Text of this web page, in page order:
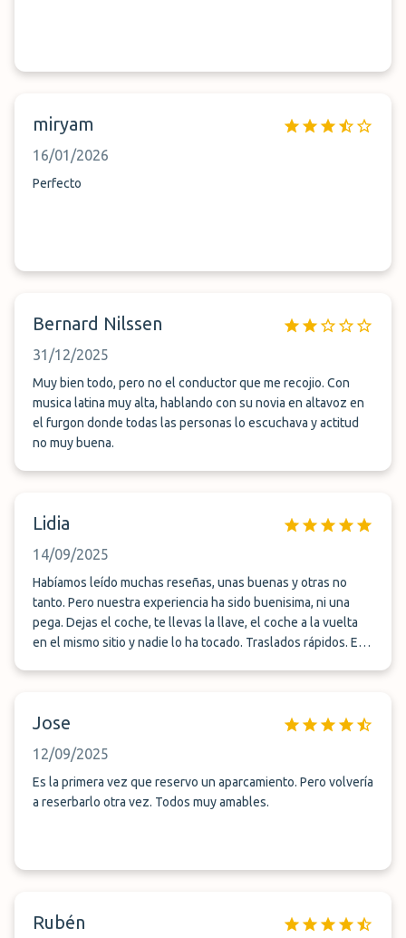
miryam
16/01/2026
Perfecto
Bernard Nilssen
31/12/2025
Muy bien todo, pero no el conductor que me recojio. Con
musica latina muy alta, hablando con su novia en altavoz en
el furgon donde todas las personas lo escuchava y actitud
no muy buena.
Lidia
14/09/2025
Habíamos leído muchas reseñas, unas buenas y otras no
tanto. Pero nuestra experiencia ha sido buenisima, ni una
pega. Dejas el coche, te llevas la llave, el coche a la vuelta
en el mismo sitio y nadie lo ha tocado. Traslados rápidos. Es
Jose
12/09/2025
Es la primera vez que reservo un aparcamiento. Pero volvería
a reserbarlo otra vez. Todos muy amables.
Rubén